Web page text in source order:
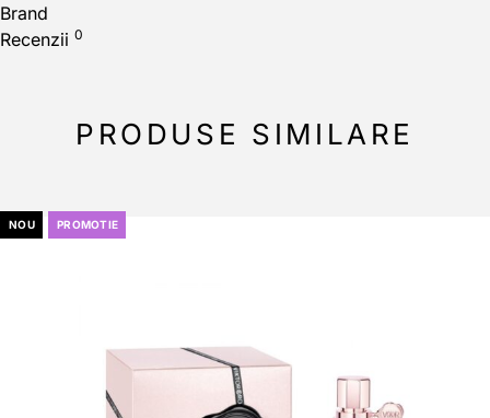
Brand
Recenzii 0
PRODUSE SIMILARE
NOU PROMOTIE